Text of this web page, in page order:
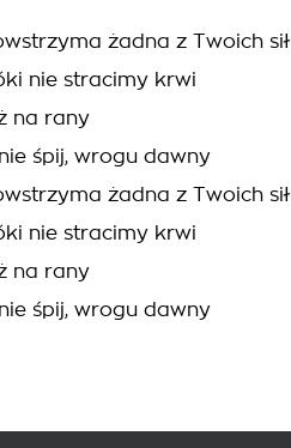
żadna z Twoich sił
nie stracimy krwi
na rany
śpij, wrogu dawny
żadna z Twoich sił
nie stracimy krwi
na rany
śpij, wrogu dawny